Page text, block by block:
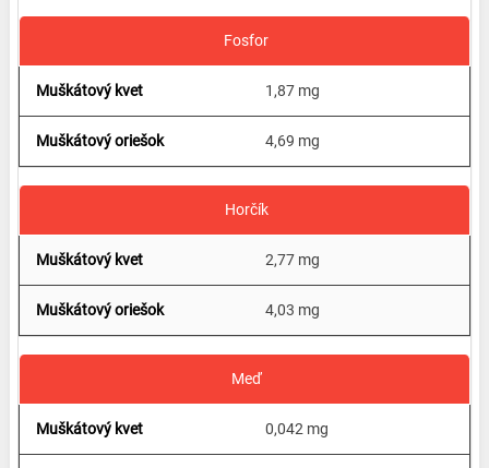
Fosfor
1,87 mg
4,69 mg
Horčík
2,77 mg
4,03 mg
Meď
0,042 mg